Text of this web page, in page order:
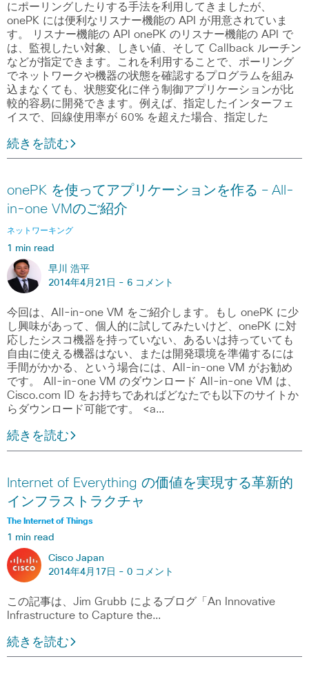
にポーリングしたりする手法を利用してきましたが、
onePK には便利なリスナー機能の API が用意されていま
す。 リスナー機能の API onePK のリスナー機能の API で
は、監視したい対象、しきい値、そして Callback ルーチン
などが指定できます。これを利用することで、ポーリング
でネットワークや機器の状態を確認するプログラムを組み
込まなくても、状態変化に伴う制御アプリケーションが比
較的容易に開発できます。例えば、指定したインターフェ
イスで、回線使用率が 60% を超えた場合、指定した
続きを読む
onePK を使ってアプリケーションを作る – All-
in-one VMのご紹介
ネットワーキング
1 min read
早川 浩平
2014年4月21日 - 6 コメント
今回は、All-in-one VM をご紹介します。もし onePK に少
し興味があって、個人的に試してみたいけど、onePK に対
応したシスコ機器を持っていない、あるいは持っていても
自由に使える機器はない、または開発環境を準備するには
手間がかかる、という場合には、All-in-one VM がお勧め
です。 All-in-one VM のダウンロード All-in-one VM は、
Cisco.com ID をお持ちであればどなたでも以下のサイトか
らダウンロード可能です。 <a…
続きを読む
Internet of Everything の価値を実現する革新的
インフラストラクチャ
The Internet of Things
1 min read
Cisco Japan
2014年4月17日 - 0 コメント
この記事は、Jim Grubb によるブログ「An Innovative
Infrastructure to Capture the…
続きを読む